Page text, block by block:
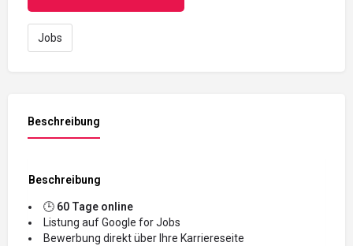
Jobs
Beschreibung
Beschreibung
🕒 60 Tage online
Listung auf Google for Jobs
Bewerbung direkt über Ihre Karriereseite